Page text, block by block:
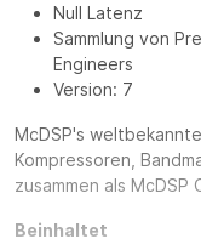
Null Latenz
Sammlung von
Engineers
Version: 7
McDSP's
Kompressoren,
zusammen als McDSP
Beinhaltet